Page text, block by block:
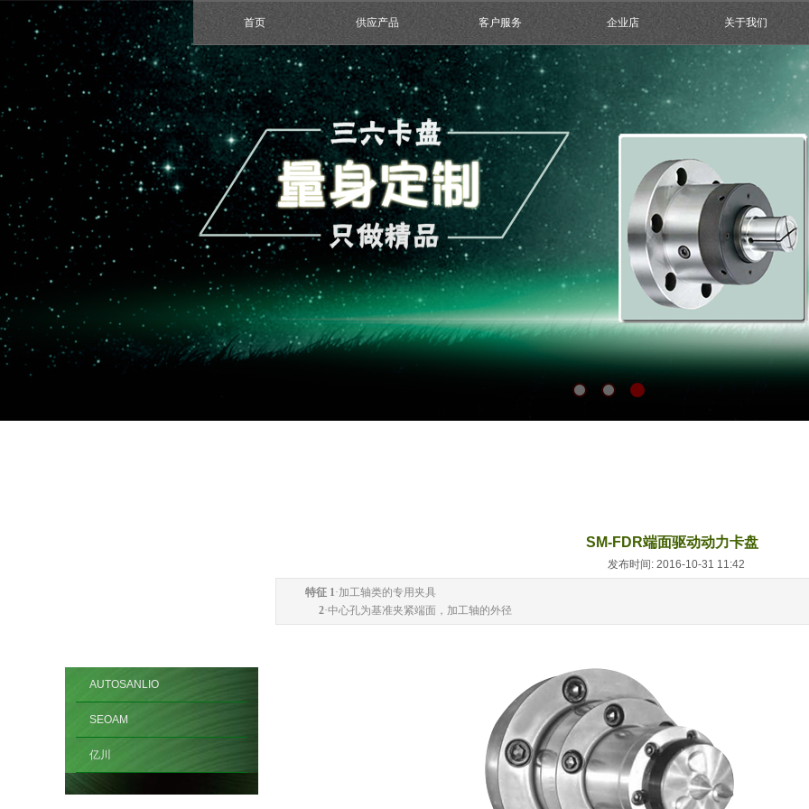
首页 供应产品 客户服务 企业店 关于我们
SM-FDR端面驱动动力卡盘
发布时间: 2016-10-31 11:42
特征 1·加工轴类的专用夹具
2·中心孔为基准夹紧端面，加工轴的外径
AUTOSANLIO
SEOAM
亿川